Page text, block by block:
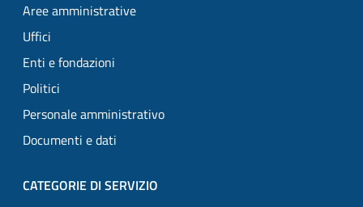
Aree amministrative
Uffici
Enti e fondazioni
Politici
Personale amministrativo
Documenti e dati
CATEGORIE DI SERVIZIO